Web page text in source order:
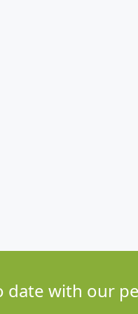
date with our